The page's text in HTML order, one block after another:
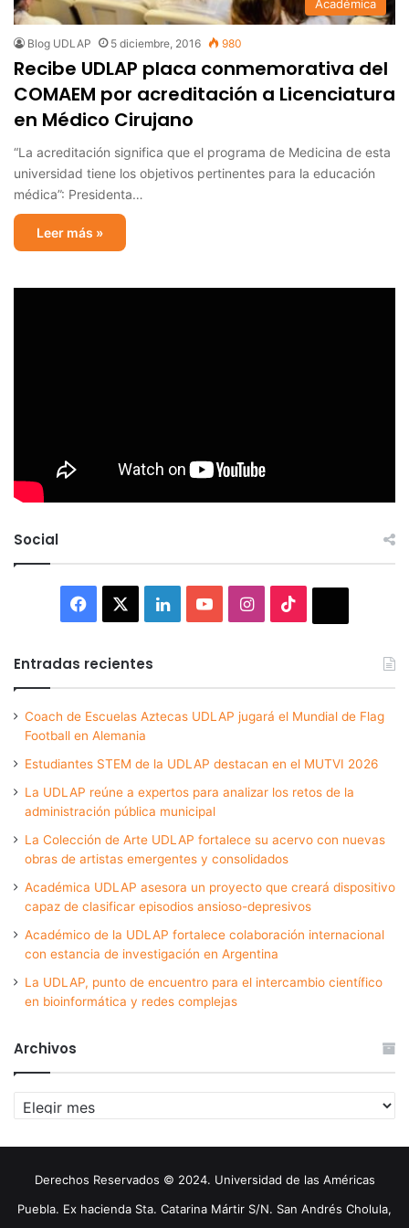
Académica
Blog UDLAP 5 diciembre, 2016 980
Recibe UDLAP placa conmemorativa del
COMAEM por acreditación a Licenciatura
en Médico Cirujano
“La acreditación significa que el programa de Medicina de esta
universidad tiene los objetivos pertinentes para la educación
médica”: Presidenta…
Leer más »
Social
Facebook LinkedInYouTubeInstagram
Entradas recientes
Coach de Escuelas Aztecas UDLAP jugará el Mundial de Flag
Football en Alemania
Estudiantes STEM de la UDLAP destacan en el MUTVI 2026
La UDLAP reúne a expertos para analizar los retos de la
administración pública municipal
La Colección de Arte UDLAP fortalece su acervo con nuevas
obras de artistas emergentes y consolidados
Académica UDLAP asesora un proyecto que creará dispositivo
capaz de clasificar episodios ansioso-depresivos
Académico de la UDLAP fortalece colaboración internacional
con estancia de investigación en Argentina
La UDLAP, punto de encuentro para el intercambio científico
en bioinformática y redes complejas
Archivos
Archivos
Derechos Reservados © 2024. Universidad de las Américas
Puebla. Ex hacienda Sta. Catarina Mártir S/N. San Andrés Cholula,